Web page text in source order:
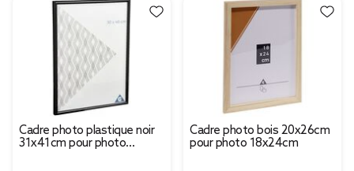
Cadre photo plastique noir
31x41cm pour photo
Cadre photo bois 20x26cm
pour photo 18x24cm